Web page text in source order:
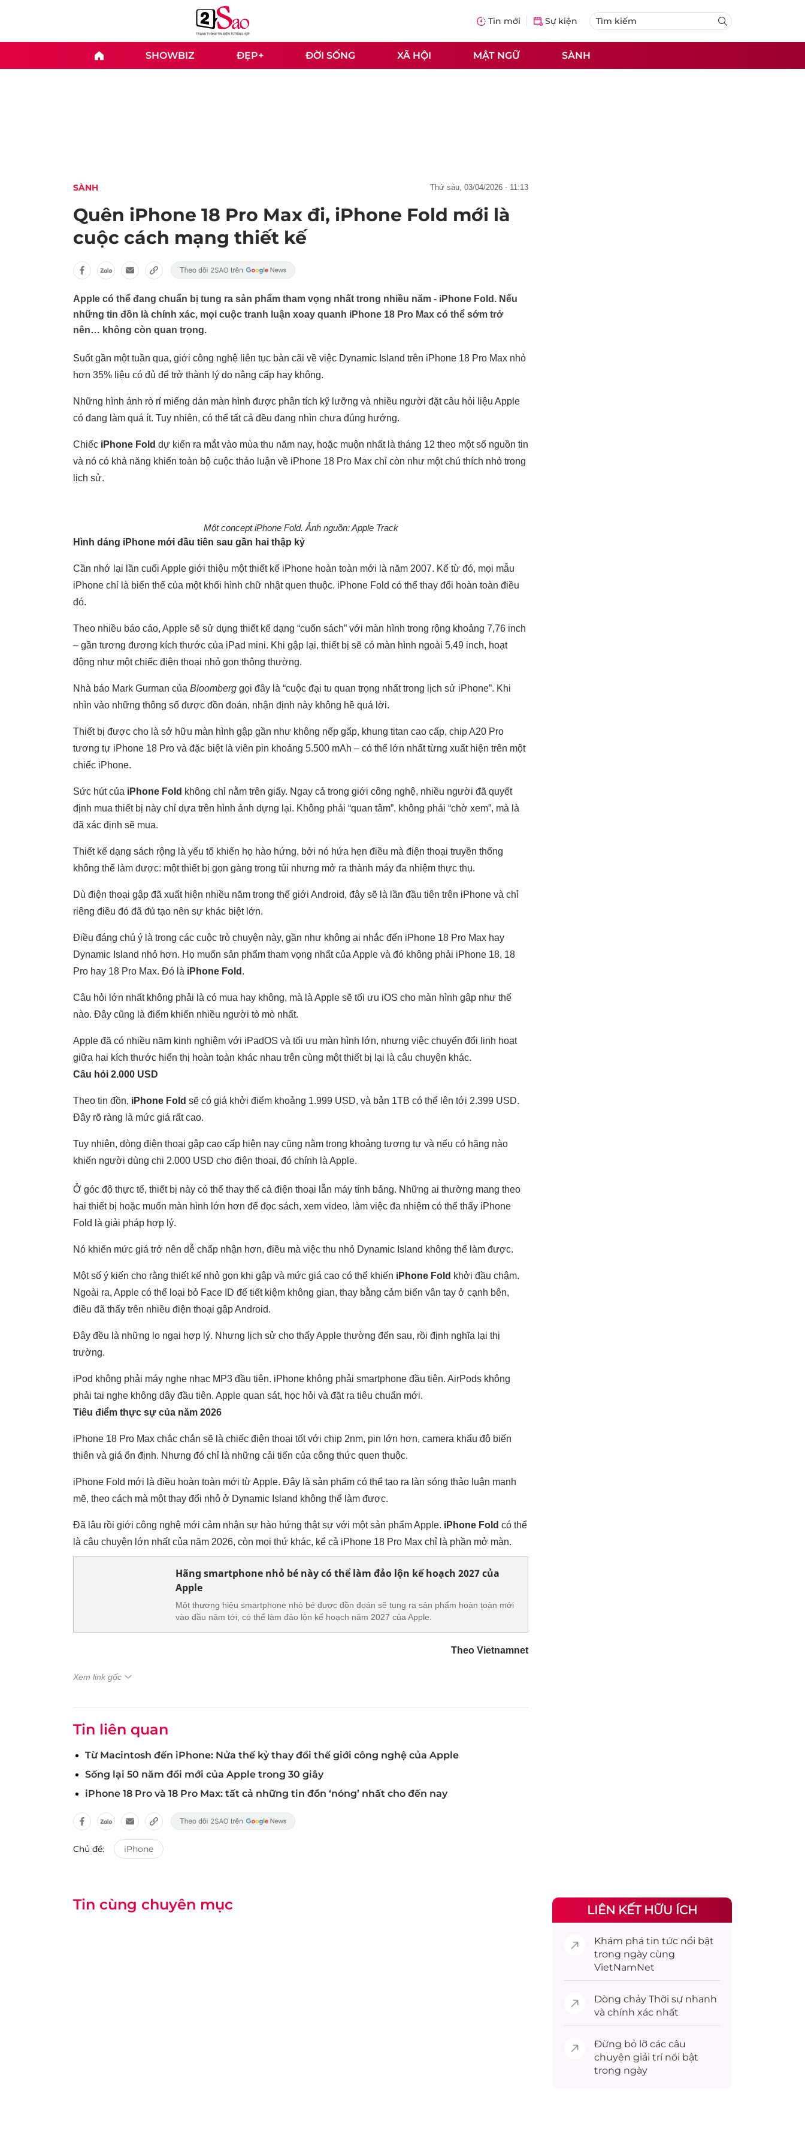
Tin mới Sự kiện
SHOWBIZ ĐẸP+ ĐỜI SỐNG XÃ HỘI MẬT NGỮ SÀNH
SÀNH thứ sáu, 03/04/2026 - 11:13
Quên iPhone 18 Pro Max đi, iPhone Fold mới là
cuộc cách mạng thiết kế
Apple có thể đang chuẩn bị tung ra sản phẩm tham vọng nhất trong nhiều năm - iPhone Fold. Nếu
những tin đồn là chính xác, mọi cuộc tranh luận xoay quanh iPhone 18 Pro Max có thể sớm trở
nên… không còn quan trọng.
Suốt gần một tuần qua, giới công nghệ liên tục bàn cãi về việc Dynamic Island trên iPhone 18 Pro Max nhỏ
hơn 35% liệu có đủ để trở thành lý do nâng cấp hay không.
Những hình ảnh rò rỉ miếng dán màn hình được phân tích kỹ lưỡng và nhiều người đặt câu hỏi liệu Apple
có đang làm quá ít. Tuy nhiên, có thể tất cả đều đang nhìn chưa đúng hướng.
Chiếc iPhone Fold dự kiến ra mắt vào mùa thu năm nay, hoặc muộn nhất là tháng 12 theo một số nguồn tin
và nó có khả năng khiến toàn bộ cuộc thảo luận về iPhone 18 Pro Max chỉ còn như một chú thích nhỏ trong
lịch sử.
Một concept iPhone Fold. Ảnh nguồn: Apple Track
Hình dáng iPhone mới đầu tiên sau gần hai thập kỷ
Cần nhớ lại lần cuối Apple giới thiệu một thiết kế iPhone hoàn toàn mới là năm 2007. Kể từ đó, mọi mẫu
iPhone chỉ là biến thể của một khối hình chữ nhật quen thuộc. iPhone Fold có thể thay đổi hoàn toàn điều
đó.
Theo nhiều báo cáo, Apple sẽ sử dụng thiết kế dạng “cuốn sách” với màn hình trong rộng khoảng 7,76 inch
– gần tương đương kích thước của iPad mini. Khi gập lại, thiết bị sẽ có màn hình ngoài 5,49 inch, hoạt
động như một chiếc điện thoại nhỏ gọn thông thường.
Nhà báo Mark Gurman của Bloomberg gọi đây là “cuộc đại tu quan trọng nhất trong lịch sử iPhone”. Khi
nhìn vào những thông số được đồn đoán, nhận định này không hề quá lời.
Thiết bị được cho là sở hữu màn hình gập gần như không nếp gấp, khung titan cao cấp, chip A20 Pro
tương tự iPhone 18 Pro và đặc biệt là viên pin khoảng 5.500 mAh – có thể lớn nhất từng xuất hiện trên một
chiếc iPhone.
Sức hút của iPhone Fold không chỉ nằm trên giấy. Ngay cả trong giới công nghệ, nhiều người đã quyết
định mua thiết bị này chỉ dựa trên hình ảnh dựng lại. Không phải “quan tâm”, không phải “chờ xem”, mà là
đã xác định sẽ mua.
Thiết kế dạng sách rộng là yếu tố khiến họ hào hứng, bởi nó hứa hẹn điều mà điện thoại truyền thống
không thể làm được: một thiết bị gọn gàng trong túi nhưng mở ra thành máy đa nhiệm thực thụ.
Dù điện thoại gập đã xuất hiện nhiều năm trong thế giới Android, đây sẽ là lần đầu tiên trên iPhone và chỉ
riêng điều đó đã đủ tạo nên sự khác biệt lớn.
Điều đáng chú ý là trong các cuộc trò chuyện này, gần như không ai nhắc đến iPhone 18 Pro Max hay
Dynamic Island nhỏ hơn. Họ muốn sản phẩm tham vọng nhất của Apple và đó không phải iPhone 18, 18
Pro hay 18 Pro Max. Đó là iPhone Fold .
Câu hỏi lớn nhất không phải là có mua hay không, mà là Apple sẽ tối ưu iOS cho màn hình gập như thế
nào. Đây cũng là điểm khiến nhiều người tò mò nhất.
Apple đã có nhiều năm kinh nghiệm với iPadOS và tối ưu màn hình lớn, nhưng việc chuyển đổi linh hoạt
giữa hai kích thước hiển thị hoàn toàn khác nhau trên cùng một thiết bị lại là câu chuyện khác.
Câu hỏi 2.000 USD
Theo tin đồn, iPhone Fold sẽ có giá khởi điểm khoảng 1.999 USD, và bản 1TB có thể lên tới 2.399 USD.
Đây rõ ràng là mức giá rất cao.
Tuy nhiên, dòng điện thoại gập cao cấp hiện nay cũng nằm trong khoảng tương tự và nếu có hãng nào
khiến người dùng chi 2.000 USD cho điện thoại, đó chính là Apple.
Ở góc độ thực tế, thiết bị này có thể thay thế cả điện thoại lẫn máy tính bảng. Những ai thường mang theo
hai thiết bị hoặc muốn màn hình lớn hơn để đọc sách, xem video, làm việc đa nhiệm có thể thấy iPhone
Fold là giải pháp hợp lý.
Nó khiến mức giá trở nên dễ chấp nhận hơn, điều mà việc thu nhỏ Dynamic Island không thể làm được.
Một số ý kiến cho rằng thiết kế nhỏ gọn khi gập và mức giá cao có thể khiến iPhone Fold khởi đầu chậm.
Ngoài ra, Apple có thể loại bỏ Face ID để tiết kiệm không gian, thay bằng cảm biến vân tay ở cạnh bên,
điều đã thấy trên nhiều điện thoại gập Android.
Đây đều là những lo ngại hợp lý. Nhưng lịch sử cho thấy Apple thường đến sau, rồi định nghĩa lại thị
trường.
iPod không phải máy nghe nhạc MP3 đầu tiên. iPhone không phải smartphone đầu tiên. AirPods không
phải tai nghe không dây đầu tiên. Apple quan sát, học hỏi và đặt ra tiêu chuẩn mới.
Tiêu điểm thực sự của năm 2026
iPhone 18 Pro Max chắc chắn sẽ là chiếc điện thoại tốt với chip 2nm, pin lớn hơn, camera khẩu độ biến
thiên và giá ổn định. Nhưng đó chỉ là những cải tiến của công thức quen thuộc.
iPhone Fold mới là điều hoàn toàn mới từ Apple. Đây là sản phẩm có thể tạo ra làn sóng thảo luận mạnh
mẽ, theo cách mà một thay đổi nhỏ ở Dynamic Island không thể làm được.
Đã lâu rồi giới công nghệ mới cảm nhận sự hào hứng thật sự với một sản phẩm Apple. iPhone Fold có thể
là câu chuyện lớn nhất của năm 2026, còn mọi thứ khác, kể cả iPhone 18 Pro Max chỉ là phần mở màn.
Hãng smartphone nhỏ bé này có thể làm đảo lộn kế hoạch 2027 của
Apple
Một thương hiệu smartphone nhỏ bé được đồn đoán sẽ tung ra sản phẩm hoàn toàn mới
vào đầu năm tới, có thể làm đảo lộn kế hoạch năm 2027 của Apple.
Theo Vietnamnet
Xem link gốc
Tin liên quan
Từ Macintosh đến iPhone: Nửa thế kỷ thay đổi thế giới công nghệ của Apple
Sống lại 50 năm đổi mới của Apple trong 30 giây
iPhone 18 Pro và 18 Pro Max: tất cả những tin đồn ‘nóng’ nhất cho đến nay
Chủ đề: iPhone
Tin cùng chuyên mục LIÊN KẾT HỮU ÍCH
Khám phá tin tức nổi bật
trong ngày cùng
VietNamNet
Dòng chảy Thời sự nhanh
và chính xác nhất
Đừng bỏ lỡ các câu
chuyện giải trínổi bật
trong ngày